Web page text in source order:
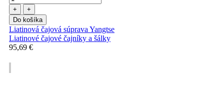
+
+
Do košíka
Liatinová čajová súprava Yangtse
Liatinové čajové čajníky a šálky
95,69 €